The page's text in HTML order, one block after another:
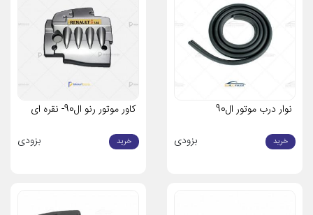
نوار درب موتور ال90
خرید بزودی
کاور موتور رنو ال90- نقره ای
خرید بزودی